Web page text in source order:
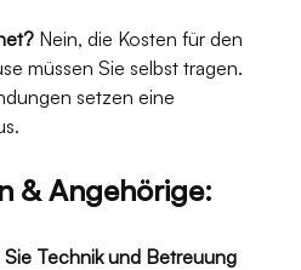
Nein, die Kosten für den
müssen Sie selbst tragen.
setzen eine
& Angehörige:
Technik und Betreuung